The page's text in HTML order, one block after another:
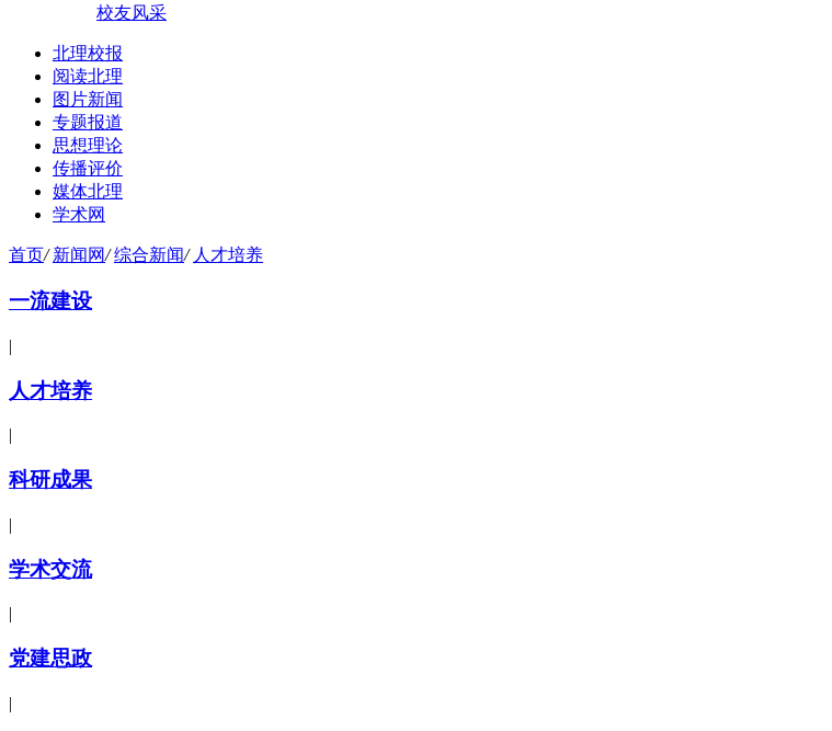
校友风采
北理校报
阅读北理
图片新闻
专题报道
思想理论
传播评价
媒体北理
学术网
首页/ 新闻网/ 综合新闻/ 人才培养
一流建设
|
人才培养
|
科研成果
|
学术交流
|
党建思政
|